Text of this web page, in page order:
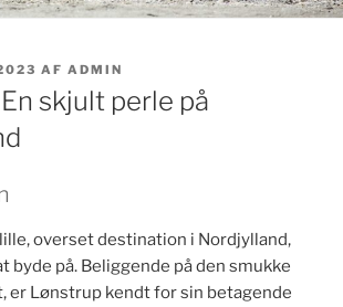
AF ADMIN
skjult perle på
overset destination i Nordjylland,
byde på. Beliggende på den smukke
er Lønstrup kendt for sin betagende